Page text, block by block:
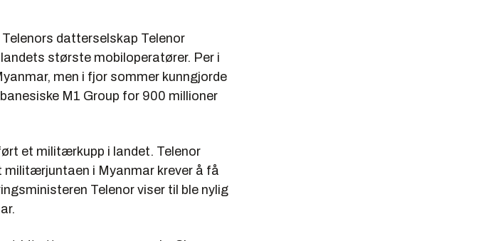
datterselskap Telenor
største mobiloperatører. Per i
men i fjor sommer kunngjorde
M1 Group for 900 millioner
et militærkupp i landet. Telenor
i Myanmar krever å få
Telenor viser til ble nylig